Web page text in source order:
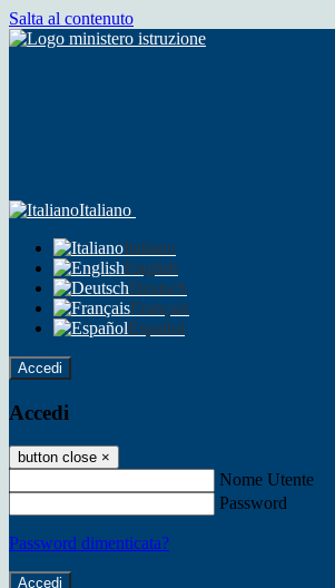
Salta al contenuto
Italiano
Italiano
English
Deutsch
Français
Español
Accedi
Accedi
button close ×
Nome Utente
Password
Password dimenticata?